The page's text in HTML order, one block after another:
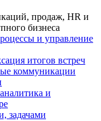
продаж, HR и
бизнеса
и управление
итогов встреч
коммуникации
и
задачами